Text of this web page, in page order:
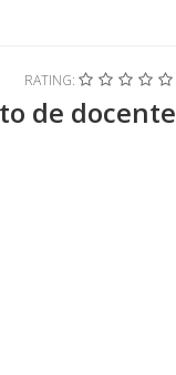
RATING:
de docente